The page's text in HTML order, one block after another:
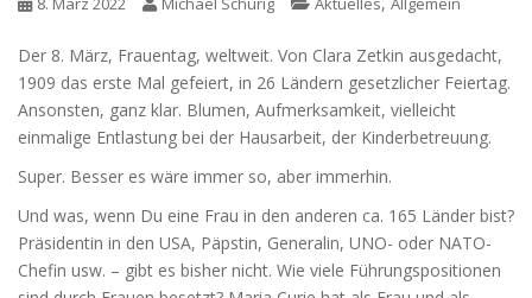
Der 8. März, Frauentag, weltweit. Von Clara Zetkin ausgedacht,
1909 das erste Mal gefeiert, in 26 Ländern gesetzlicher Feiertag.
Ansonsten, ganz klar. Blumen, Aufmerksamkeit, vielleicht
einmalige Entlastung bei der Hausarbeit, der Kinderbetreuung.
Super. Besser es wäre immer so, aber immerhin.
Und was, wenn Du eine Frau in den anderen ca. 165 Länder bist?
Präsidentin in den USA, Päpstin, Generalin, UNO- oder NATO-
Chefin usw. – gibt es bisher nicht. Wie viele Führungspositionen